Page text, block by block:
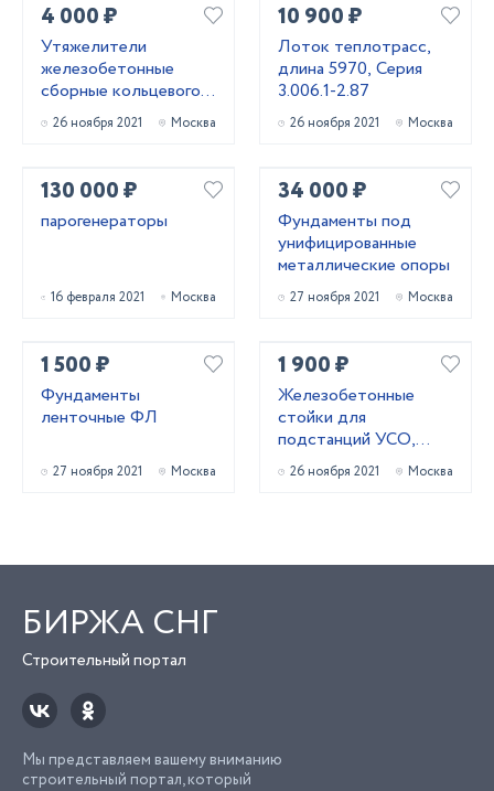
4 000 ₽
Утяжелители
железобетонные
сборные кольцевого
типа 2УТК
26 ноября 2021 Москва
10 900 ₽
Лоток теплотрасс,
длина 5970, Серия
3.006.1-2.87
26 ноября 2021 Москва
130 000 ₽
парогенераторы
16 февраля 2021 Москва
34 000 ₽
Фундаменты под
унифицированные
металлические опоры
27 ноября 2021 Москва
1 500 ₽
Фундаменты
ленточные ФЛ
27 ноября 2021 Москва
1 900 ₽
Железобетонные
стойки для
подстанций УСО,
серия 3.407-102
26 ноября 2021 Москва
БИРЖА СНГ
Строительный портал
Мы представляем вашему вниманию
строительный портал, который